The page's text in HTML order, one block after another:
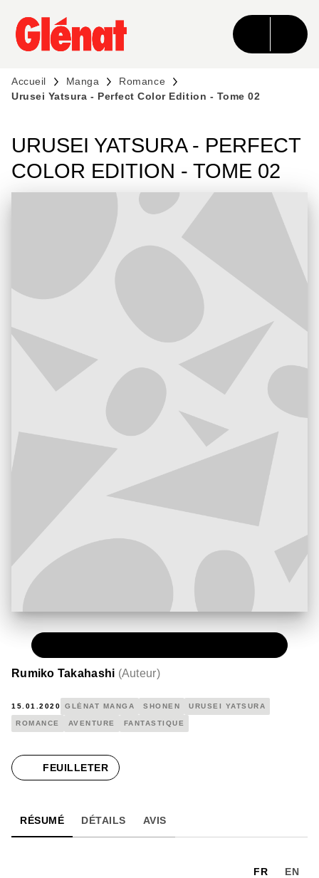
MENU RECHERCHE CONTENU
PIED DE PAGE
Accueil Manga
Romance
Urusei Yatsura - Perfect Color Edition - Tome 02
URUSEI YATSURA - PERFECT
COLOR EDITION - TOME 02
Rumiko Takahashi (Auteur)
15.01.2020 GLÉNAT MANGA SHONEN URUSEI YATSURA
ROMANCE AVENTURE FANTASTIQUE
FEUILLETER
RÉSUMÉ DÉTAILS AVIS
FR EN